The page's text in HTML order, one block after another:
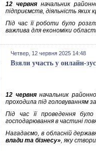
12 червняначальник
підприємств, діяльність
Під час її роботи було
важлива для економіки
Четвер, 12 червня 2025 14:48
Взяли участь у онлайн-
12 червняначальник
проходила під головуванням
Під час її проведення
господарювання в частині
Нагадаємо, в обласній
влади та бізнесу», яку